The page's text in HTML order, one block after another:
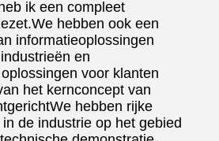
ik een compleet
hebben ook een
informatieoplossingen
en
voor klanten
het kernconcept van
hebben rijke
de industrie op het gebied